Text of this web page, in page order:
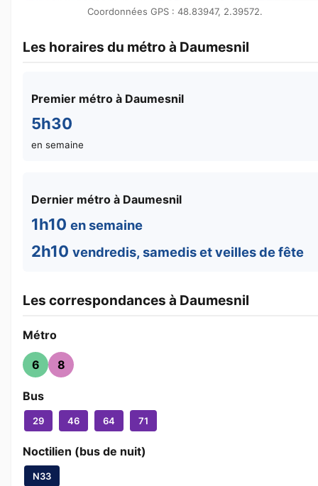
Coordonnées GPS : 48.83947, 2.39572.
Les horaires du métro à Daumesnil
Premier métro à Daumesnil
5h30
en semaine
Dernier métro à Daumesnil
1h10 en semaine
2h10 vendredis, samedis et veilles de fête
Les correspondances à Daumesnil
Métro
6 8
Bus
29 46 64 71
Noctilien (bus de nuit)
N33